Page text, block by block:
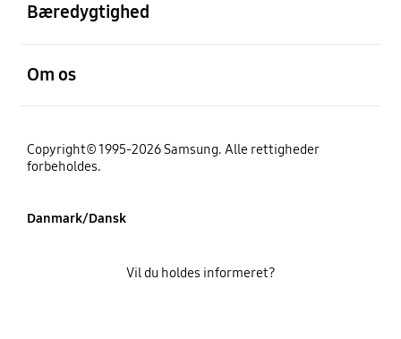
Bæredygtighed
Om os
Copyright© 1995-2026 Samsung. Alle rettigheder
forbeholdes.
Danmark/Dansk
Vil du holdes informeret?